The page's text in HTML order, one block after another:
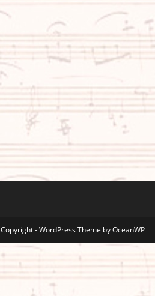
Copyright - WordPress Theme by OceanWP